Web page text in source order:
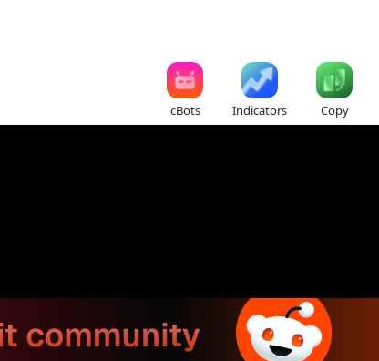
cBots Indicators Copy